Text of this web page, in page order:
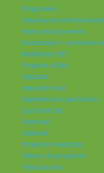
Programes
Voluntariat Internacional
Intercanvis Juvenils
Formacions i seminaris
Mobilitats VET
Projecte ALMA
Impacte
Impacte local
Experiències personals
Què hem fet
Historial
Notícies
Projectes realitzats
Vídeos de projectes
Publicacions